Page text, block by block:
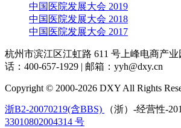
中国医院发展大会 2019
中国医院发展大会 2018
中国医院发展大会 2017
杭州市滨江区江虹路 611 号上峰电商产业
话：400-657-1929 | 邮箱：yyh@dxy.cn
Copyright © 2000-2026 DXY All Rights
浙B2-20070219(含BBS) （浙）-经营性-
33010802004314 号